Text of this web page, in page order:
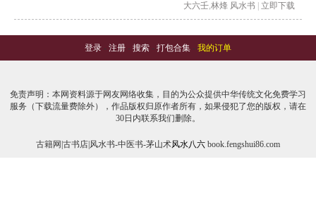
大六壬,林烽 风水书 立即下载
登录 - 注册 - 搜索 - 打包合集 - 我的订单
免责声明：本网资料源于网友网络收集，目的为公众提供中华传统文化免费学习
服务（下载流量费除外），作品版权归原作者所有，如果侵犯了您的版权，请在
30日内联系我们删除。
古籍网|古书店|风水书-中医书-茅山术风水八六 book.fengshui86.com